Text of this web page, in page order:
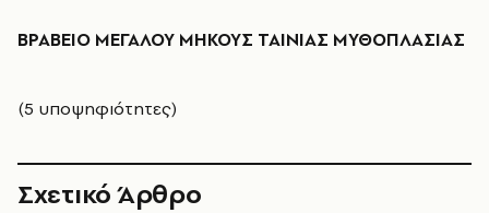
ΒΡΑΒΕΙΟ ΜΕΓΑΛΟΥ ΜΗΚΟΥΣ ΤΑΙΝΙΑΣ ΜΥΘΟΠΛΑΣΙΑΣ
(5 υποψηφιότητες)
Σχετικό Άρθρο